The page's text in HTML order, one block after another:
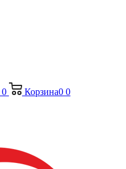
0 Корзина0 0